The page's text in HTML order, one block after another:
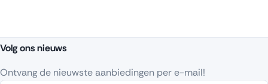
Volg ons nieuws
Ontvang de nieuwste aanbiedingen per e-mail!